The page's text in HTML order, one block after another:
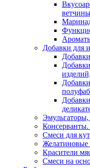
Добавки для
Эмульгаторы,
Консерванты.
Смеси для
Желатиновые
Красители
Смеси на